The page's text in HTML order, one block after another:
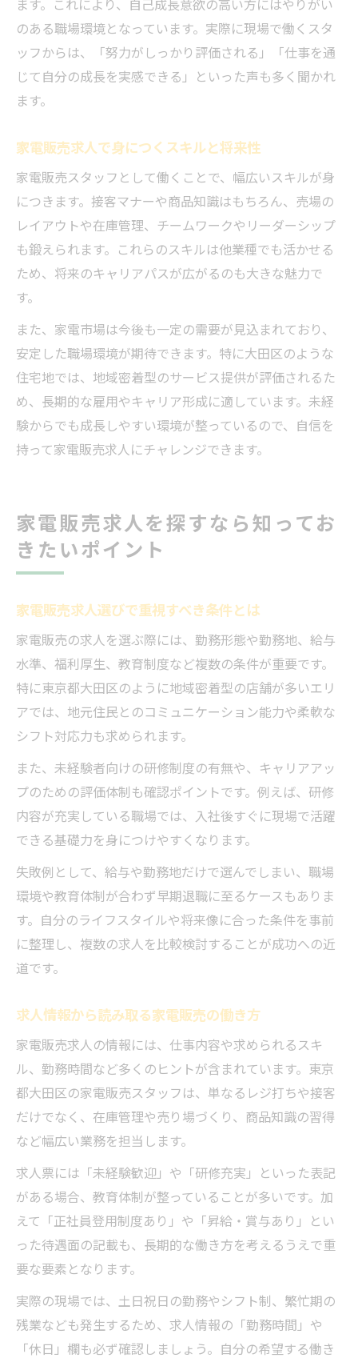
ます。これにより、自己成長意欲の高い方にはやりがい
のある職場環境となっています。実際に現場で働くスタ
ッフからは、「努力がしっかり評価される」「仕事を通
じて自分の成長を実感できる」といった声も多く聞かれ
ます。
家電販売求人で身につくスキルと将来性
家電販売スタッフとして働くことで、幅広いスキルが身
につきます。接客マナーや商品知識はもちろん、売場の
レイアウトや在庫管理、チームワークやリーダーシップ
も鍛えられます。これらのスキルは他業種でも活かせる
ため、将来のキャリアパスが広がるのも大きな魅力で
す。
また、家電市場は今後も一定の需要が見込まれており、
安定した職場環境が期待できます。特に大田区のような
住宅地では、地域密着型のサービス提供が評価されるた
め、長期的な雇用やキャリア形成に適しています。未経
験からでも成長しやすい環境が整っているので、自信を
持って家電販売求人にチャレンジできます。
家電販売求人を探すなら知ってお
きたいポイント
家電販売求人選びで重視すべき条件とは
家電販売の求人を選ぶ際には、勤務形態や勤務地、給与
水準、福利厚生、教育制度など複数の条件が重要です。
特に東京都大田区のように地域密着型の店舗が多いエリ
アでは、地元住民とのコミュニケーション能力や柔軟な
シフト対応力も求められます。
また、未経験者向けの研修制度の有無や、キャリアアッ
プのための評価体制も確認ポイントです。例えば、研修
内容が充実している職場では、入社後すぐに現場で活躍
できる基礎力を身につけやすくなります。
失敗例として、給与や勤務地だけで選んでしまい、職場
環境や教育体制が合わず早期退職に至るケースもありま
す。自分のライフスタイルや将来像に合った条件を事前
に整理し、複数の求人を比較検討することが成功への近
道です。
求人情報から読み取る家電販売の働き方
家電販売求人の情報には、仕事内容や求められるスキ
ル、勤務時間など多くのヒントが含まれています。東京
都大田区の家電販売スタッフは、単なるレジ打ちや接客
だけでなく、在庫管理や売り場づくり、商品知識の習得
など幅広い業務を担当します。
求人票には「未経験歓迎」や「研修充実」といった表記
がある場合、教育体制が整っていることが多いです。加
えて「正社員登用制度あり」や「昇給・賞与あり」とい
った待遇面の記載も、長期的な働き方を考えるうえで重
要な要素となります。
実際の現場では、土日祝日の勤務やシフト制、繁忙期の
残業なども発生するため、求人情報の「勤務時間」や
「休日」欄も必ず確認しましょう。自分の希望する働き